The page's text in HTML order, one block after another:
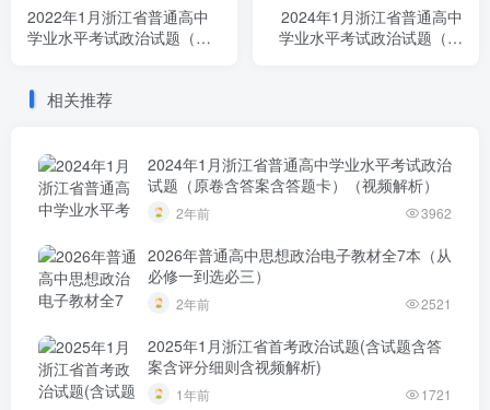
2022年1月浙江省普通高中
学业水平考试政治试题（原
2024年1月浙江省普通高中
学业水平考试政治试题（原
相关推荐
2024年1月浙江省普通高中学业水平考试政治
试题（原卷含答案含答题卡）（视频解析）
2年前 3962
2026年普通高中思想政治电子教材全7本（从
必修一到选必三）
2年前 2521
2025年1月浙江省首考政治试题(含试题含答
案含评分细则含视频解析)
1年前 1721